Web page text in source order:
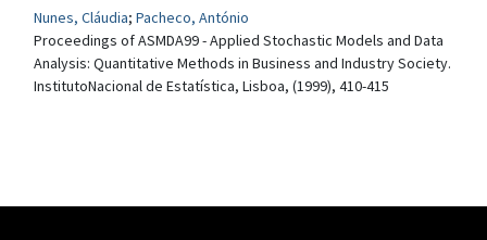
Nunes, Cláudia; Pacheco, António
Proceedings of ASMDA99 - Applied Stochastic Models and Data
Analysis: Quantitative Methods in Business and Industry Society.
InstitutoNacional de Estatística, Lisboa, (1999), 410-415